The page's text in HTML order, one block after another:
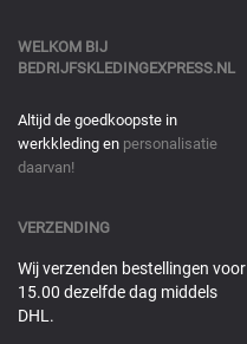
WELKOM BIJ
BEDRIJFSKLEDINGEXPRESS.NL
Altijd de goedkoopste in
werkkleding en personalisatie
daarvan!
VERZENDING
Wij verzenden bestellingen voor
15.00 dezelfde dag middels
DHL.